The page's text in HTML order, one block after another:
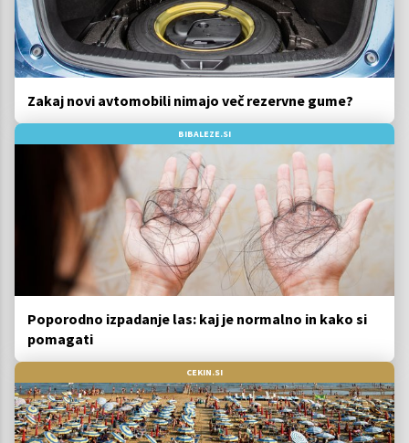
Zakaj novi avtomobili nimajo več rezervne gume?
BIBALEZE.SI
Poporodno izpadanje las: kaj je normalno in kako si
pomagati
CEKIN.SI